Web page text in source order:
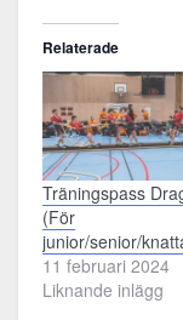
Relaterade
Träningspass
(För
junior/senior/
11 februari 2024
Liknande inlägg